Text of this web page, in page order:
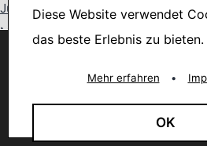
Juni 2021
Mai 2021
Februar 2021
Diese Website verwendet
das beste Erlebnis zu bieten.
Mehr erfahren •
OK
Wir verwenden Cookies, um dir die
You can find out more about which